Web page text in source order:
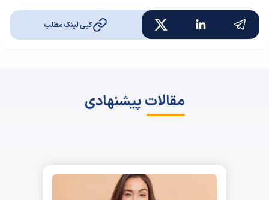
کپی لینک مطلب
مقالات پیشنهادی